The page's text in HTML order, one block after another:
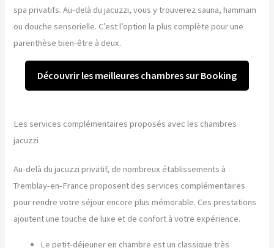
spa privatifs. Au-delà du jacuzzi, vous y trouverez sauna, hammam
ou douche sensorielle. C’est l’option la plus complète pour une
parenthèse bien-être à deux.
Découvrir les meilleures chambres sur Booking
Les services complémentaires proposés avec les chambres
jacuzzi
Au-delà du jacuzzi privatif, de nombreux établissements à
Tremblay-en-France proposent des services complémentaires
pour rendre votre séjour encore plus mémorable. Ces prestations
ajoutent une touche de luxe et de confort à votre expérience.
Le petit-déjeuner en chambre est un classique très